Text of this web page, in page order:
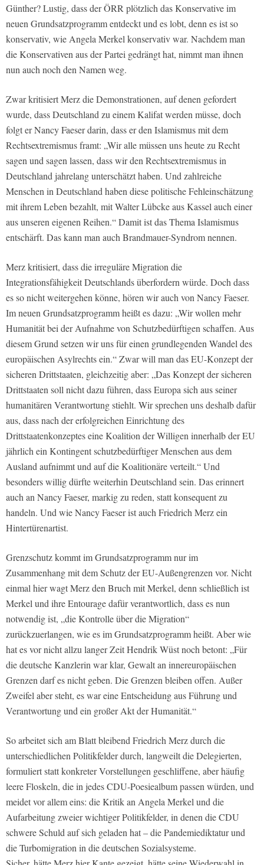
Günther? Lustig, dass der ÖRR plötzlich das Konservative im
neuen Grundsatzprogramm entdeckt und es lobt, denn es ist so
konservativ, wie Angela Merkel konservativ war. Nachdem man
die Konservativen aus der Partei gedrängt hat, nimmt man ihnen
nun auch noch den Namen weg.
Zwar kritisiert Merz die Demonstrationen, auf denen gefordert
wurde, dass Deutschland zu einem Kalifat werden müsse, doch
folgt er Nancy Faeser darin, dass er den Islamismus mit dem
Rechtsextremismus framt: „Wir alle müssen uns heute zu Recht
sagen und sagen lassen, dass wir den Rechtsextremismus in
Deutschland jahrelang unterschätzt haben. Und zahlreiche
Menschen in Deutschland haben diese politische Fehleinschätzung
mit ihrem Leben bezahlt, mit Walter Lübcke aus Kassel auch einer
aus unseren eigenen Reihen.“ Damit ist das Thema Islamismus
entschärft. Das kann man auch Brandmauer-Syndrom nennen.
Merz kritisiert, dass die irreguläre Migration die
Integrationsfähigkeit Deutschlands überfordern würde. Doch dass
es so nicht weitergehen könne, hören wir auch von Nancy Faeser.
Im neuen Grundsatzprogramm heißt es dazu: „Wir wollen mehr
Humanität bei der Aufnahme von Schutzbedürftigen schaffen. Aus
diesem Grund setzen wir uns für einen grundlegenden Wandel des
europäischen Asylrechts ein.“ Zwar will man das EU-Konzept der
sicheren Drittstaaten, gleichzeitig aber: „Das Konzept der sicheren
Drittstaaten soll nicht dazu führen, dass Europa sich aus seiner
humanitären Verantwortung stiehlt. Wir sprechen uns deshalb dafür
aus, dass nach der erfolgreichen Einrichtung des
Drittstaatenkonzeptes eine Koalition der Willigen innerhalb der EU
jährlich ein Kontingent schutzbedürftiger Menschen aus dem
Ausland aufnimmt und auf die Koalitionäre verteilt.“ Und
besonders willig dürfte weiterhin Deutschland sein. Das erinnert
auch an Nancy Faeser, markig zu reden, statt konsequent zu
handeln. Und wie Nancy Faeser ist auch Friedrich Merz ein
Hintertürenartist.
Grenzschutz kommt im Grundsatzprogramm nur im
Zusammenhang mit dem Schutz der EU-Außengrenzen vor. Nicht
einmal hier wagt Merz den Bruch mit Merkel, denn schließlich ist
Merkel und ihre Entourage dafür verantwortlich, dass es nun
notwendig ist, „die Kontrolle über die Migration“
zurückzuerlangen, wie es im Grundsatzprogramm heißt. Aber wie
hat es vor nicht allzu langer Zeit Hendrik Wüst noch betont: „Für
die deutsche Kanzlerin war klar, Gewalt an innereuropäischen
Grenzen darf es nicht geben. Die Grenzen bleiben offen. Außer
Zweifel aber steht, es war eine Entscheidung aus Führung und
Verantwortung und ein großer Akt der Humanität.“
So arbeitet sich am Blatt bleibend Friedrich Merz durch die
unterschiedlichen Politikfelder durch, langweilt die Delegierten,
formuliert statt konkreter Vorstellungen geschliffene, aber häufig
leere Floskeln, die in jedes CDU-Poesiealbum passen würden, und
meidet vor allem eins: die Kritik an Angela Merkel und die
Aufarbeitung zweier wichtiger Politikfelder, in denen die CDU
schwere Schuld auf sich geladen hat – die Pandemiediktatur und
die Turbomigration in die deutschen Sozialsysteme.